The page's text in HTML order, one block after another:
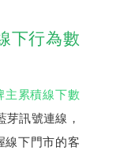
下行為數
主累積線下數
芽訊號連線，
線下門市的客